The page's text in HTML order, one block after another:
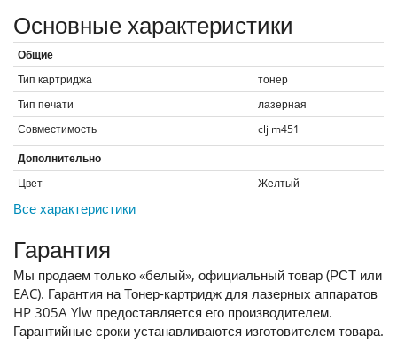
Основные характеристики
Общие
Тип картриджа
тонер
Тип печати
лазерная
Совместимость
clj m451
Дополнительно
Цвет
Желтый
Все характеристики
Гарантия
Мы продаем только «белый», официальный товар (РСТ или
EAC). Гарантия на Тонер-картридж для лазерных аппаратов
HP 305A Ylw предоставляется его производителем.
Гарантийные сроки устанавливаются изготовителем товара.